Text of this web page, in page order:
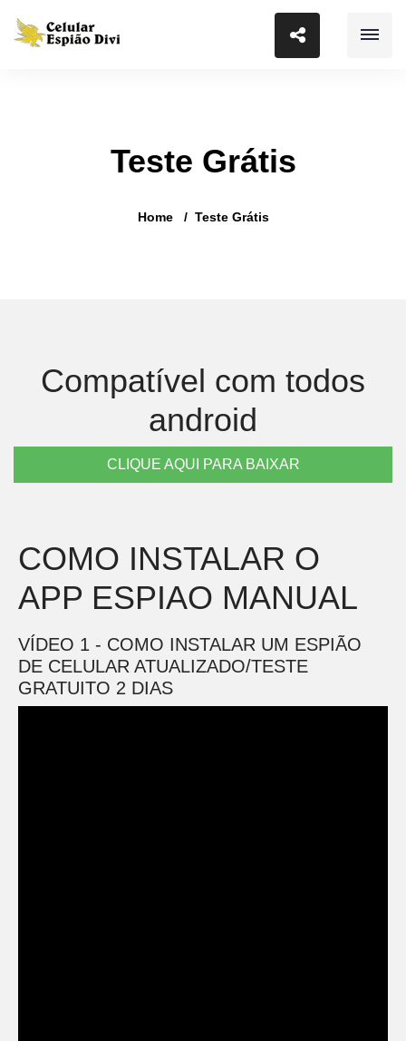
Teste Grátis
Home Teste Grátis
Compatível com todos
android
CLIQUE AQUI PARA BAIXAR
COMO INSTALAR O
APP ESPIAO MANUAL
VÍDEO 1 - COMO INSTALAR UM ESPIÃO
DE CELULAR ATUALIZADO/TESTE
GRATUITO 2 DIAS